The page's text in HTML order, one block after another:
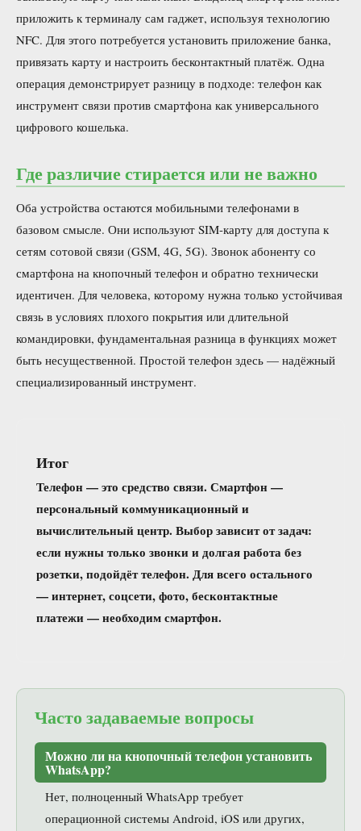
приложить к терминалу сам гаджет, используя технологию
NFC. Для этого потребуется установить приложение банка,
привязать карту и настроить бесконтактный платёж. Одна
операция демонстрирует разницу в подходе: телефон как
инструмент связи против смартфона как универсального
цифрового кошелька.
Где различие стирается или не важно
Оба устройства остаются мобильными телефонами в
базовом смысле. Они используют SIM-карту для доступа к
сетям сотовой связи (GSM, 4G, 5G). Звонок абоненту со
смартфона на кнопочный телефон и обратно технически
идентичен. Для человека, которому нужна только устойчивая
связь в условиях плохого покрытия или длительной
командировки, фундаментальная разница в функциях может
быть несущественной. Простой телефон здесь — надёжный
специализированный инструмент.
Итог
Телефон — это средство связи. Смартфон —
персональный коммуникационный и
вычислительный центр. Выбор зависит от задач:
если нужны только звонки и долгая работа без
розетки, подойдёт телефон. Для всего остального
— интернет, соцсети, фото, бесконтактные
платежи — необходим смартфон.
Часто задаваемые вопросы
Можно ли на кнопочный телефон установить
WhatsApp?
Нет, полноценный WhatsApp требует
операционной системы Android, iOS или других,